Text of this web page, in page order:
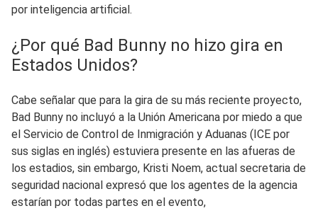
por inteligencia artificial.
¿Por qué Bad Bunny no hizo gira en
Estados Unidos?
Cabe señalar que para la gira de su más reciente proyecto,
Bad Bunny no incluyó a la Unión Americana por miedo a que
el Servicio de Control de Inmigración y Aduanas (ICE por
sus siglas en inglés) estuviera presente en las afueras de
los estadios, sin embargo, Kristi Noem, actual secretaria de
seguridad nacional expresó que los agentes de la agencia
estarían por todas partes en el evento,